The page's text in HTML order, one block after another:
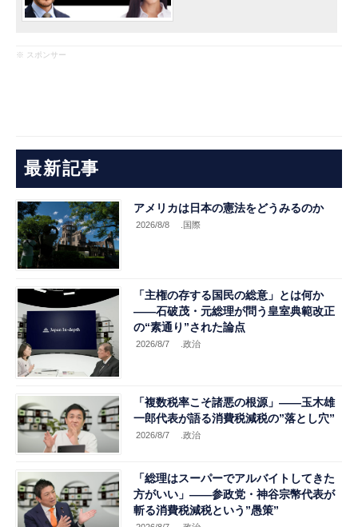
※ スポンサー
最新記事
アメリカは日本の憲法をどうみるのか
2026/8/8 .国際
「主権の存する国民の総意」とは何か
――石破茂・元総理が問う皇室典範改正
の“素通り”された論点
2026/8/7 .政治
「複数税率こそ諸悪の根源」――玉木雄
一郎代表が語る消費税減税の”落とし穴”
2026/8/7 .政治
「総理はスーパーでアルバイトしてきた
方がいい」――参政党・神谷宗幣代表が
斬る消費税減税という”愚策”